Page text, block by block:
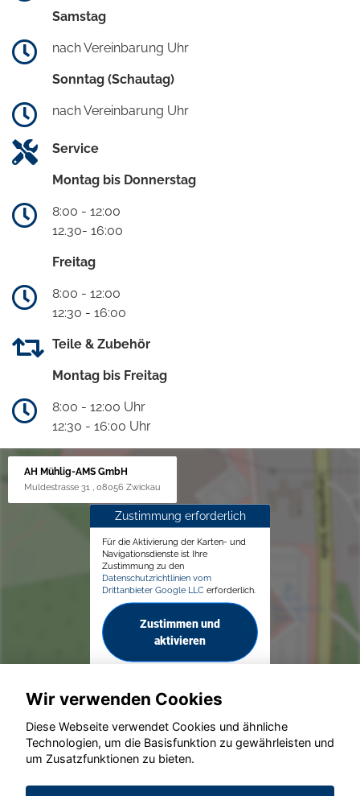
Samstag
nach Vereinbarung Uhr
Sonntag (Schautag)
nach Vereinbarung Uhr
Service
Montag bis Donnerstag
8:00 - 12:00
12.30- 16:00
Freitag
8:00 - 12:00
12:30 - 16:00
Teile & Zubehör
Montag bis Freitag
8:00 - 12:00 Uhr
12:30 - 16:00 Uhr
AH Mühlig-AMS GmbH
Muldestrasse 31 , 08056 Zwickau
Zustimmung erforderlich
Für die Aktivierung der Karten- und
Navigationsdienste ist Ihre
Zustimmung zu den
Datenschutzrichtlinien vom
Drittanbieter Google LLC erforderlich.
Zustimmen und
aktivieren
© konjunkturmotor.de GmbH 2020 - 2026
Wir verwenden Cookies
Diese Webseite verwendet Cookies und ähnliche
Technologien, um die Basisfunktion zu gewährleisten und
um Zusatzfunktionen zu bieten.